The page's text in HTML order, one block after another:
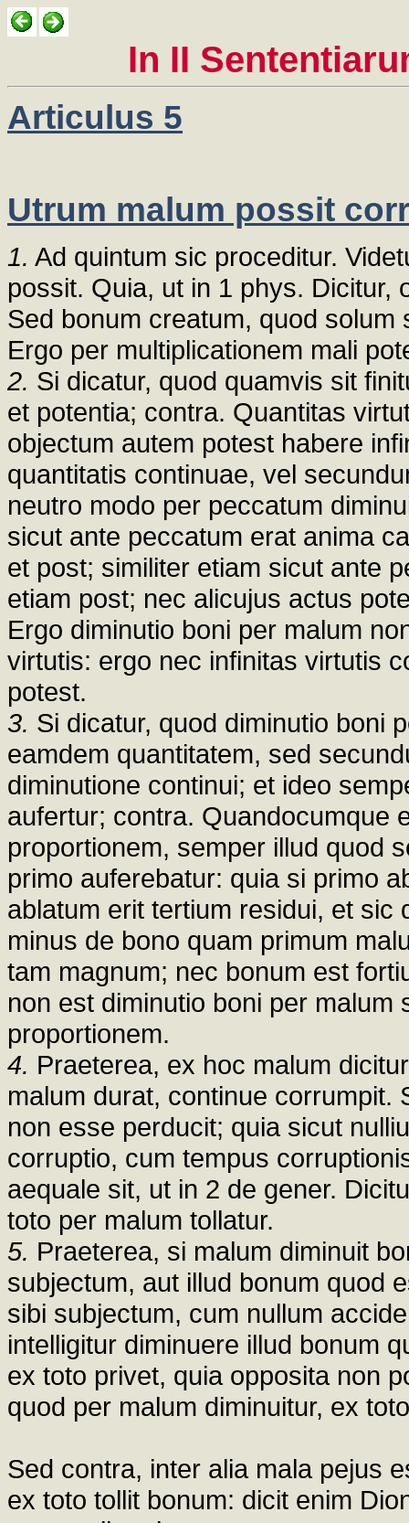
In II
Articulus 5
Utrum malum possit
1. Ad quintum sic proceditur.
possit. Quia, ut in 1 phys. Dicitur,
Sed bonum creatum, quod
Ergo per multiplicationem mali
2. Si dicatur, quod quamvis sit
et potentia; contra. Quantitas
objectum autem potest habere
quantitatis continuae, vel
neutro modo per peccatum
sicut ante peccatum erat anima
et post; similiter etiam sicut ante
etiam post; nec alicujus actus
Ergo diminutio boni per malum
virtutis: ergo nec infinitas virtutis
potest.
3. Si dicatur, quod diminutio boni
eamdem quantitatem, sed
diminutione continui; et ideo
aufertur; contra. Quandocumque
proportionem, semper illud quod
primo auferebatur: quia si primo
ablatum erit tertium residui, et sic
minus de bono quam primum
tam magnum; nec bonum est
non est diminutio boni per
proportionem.
4. Praeterea, ex hoc malum
malum durat, continue corrumpit.
non esse perducit; quia sicut
corruptio, cum tempus
aequale sit, ut in 2 de gener.
toto per malum tollatur.
5. Praeterea, si malum diminuit
subjectum, aut illud bonum quod
sibi subjectum, cum nullum
intelligitur diminuere illud bonum
ex toto privet, quia opposita non
quod per malum diminuitur, ex
Sed contra, inter alia mala pejus
ex toto tollit bonum: dicit enim